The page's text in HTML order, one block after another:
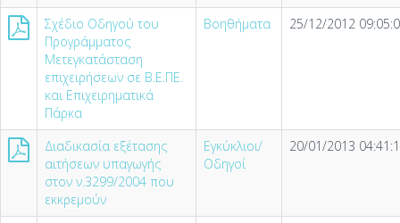
Σχέδιο Οδηγού του
Προγράμματος
Μετεγκατάσταση
επιχειρήσεων σε Β.Ε.ΠΕ.
και Επιχειρηματικά
Πάρκα
Βοηθήματα 25/12/2012
Διαδικασία εξέτασης
αιτήσεων υπαγωγής
στον ν.3299/2004 που
εκκρεμούν
Εγκύκλιοι/
Οδηγοί
20/01/2013